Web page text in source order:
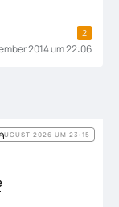
2
2014 um 22:06
2026 UM 23:15